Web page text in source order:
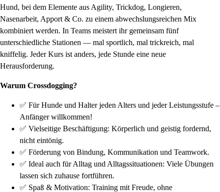
Hund, bei dem Elemente aus Agility, Trickdog, Longieren,
Nasenarbeit, Apport & Co. zu einem abwechslungsreichen Mix
kombiniert werden. In Teams meistert ihr gemeinsam fünf
unterschiedliche Stationen — mal sportlich, mal trickreich, mal
kniffelig. Jeder Kurs ist anders, jede Stunde eine neue
Herausforderung.
Warum Crossdogging?
✅ Für Hunde und Halter jeden Alters und jeder Leistungsstufe –
Anfänger willkommen!
✅ Vielseitige Beschäftigung: Körperlich und geistig fordernd,
nicht eintönig.
✅ Förderung von Bindung, Kommunikation und Teamwork.
✅ Ideal auch für Alltag und Alltagssituationen: Viele Übungen
lassen sich zuhause fortführen.
✅ Spaß & Motivation: Training mit Freude, ohne